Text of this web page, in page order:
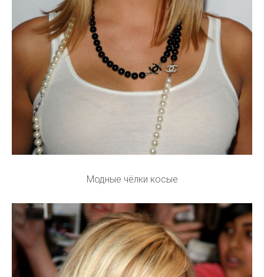
Модные чёлки косые